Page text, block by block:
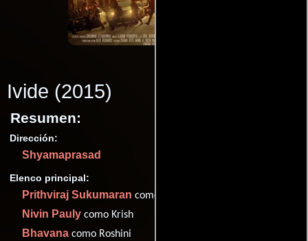
Ivide (2015)
Resumen:
Dirección:
Shyamaprasad
Elenco principal:
Prithviraj Sukumaran como Varun
Nivin Pauly como Krish
Bhavana como Roshini